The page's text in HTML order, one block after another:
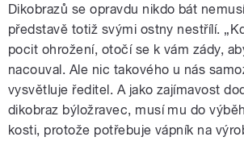
Dikobrazů se opravdu nikdo bát
představě totiž svými ostny nestřílí.
pocit ohrožení, otočí se k vám zády,
nacouval. Ale nic takového u nás
vysvětluje ředitel. A jako zajímavost
dikobraz býložravec, musí mu do
kosti, protože potřebuje vápník na